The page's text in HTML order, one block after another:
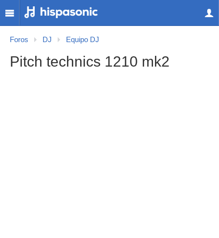
Foros DJ Equipo DJ
Pitch technics 1210 mk2